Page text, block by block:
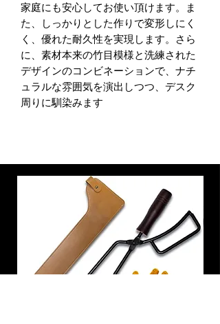
家庭にも安心してお使い頂けます。ま
た、しっかりとした作りで変形しにく
く、優れた耐久性を実現します。さら
に、素材本来の竹目模様と洗練された
デザインのコンビネーションで、ナチ
ュラルな雰囲気を演出しつつ、デスク
周りに馴染みます